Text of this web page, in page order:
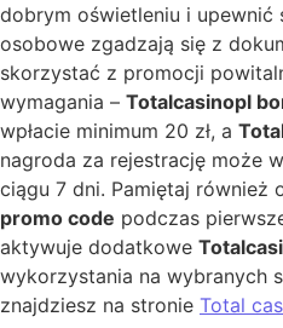
dobrym oświetleniu i upewnić
osobowe zgadzają się z
skorzystać z promocji
wymagania – Totalcasinopl
wpłacie minimum 20 zł, a
nagroda za rejestrację może
ciągu 7 dni. Pamiętaj również
promo code podczas
aktywuje dodatkowe
wykorzystania na wybranych
znajdziesz na stronie Total